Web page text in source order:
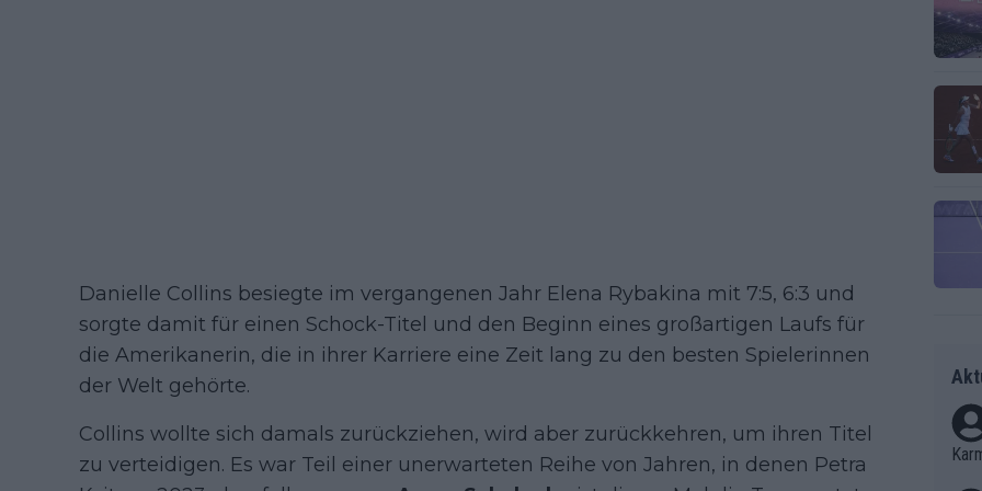
Danielle Collins besiegte im vergangenen Jahr Elena Rybakina mit 7:5, 6:3 und
sorgte damit für einen Schock-Titel und den Beginn eines großartigen Laufs für
die Amerikanerin, die in ihrer Karriere eine Zeit lang zu den besten Spielerinnen
der Welt gehörte.
Collins wollte sich damals zurückziehen, wird aber zurückkehren, um ihren Titel
zu verteidigen. Es war Teil einer unerwarteten Reihe von Jahren, in denen Petra